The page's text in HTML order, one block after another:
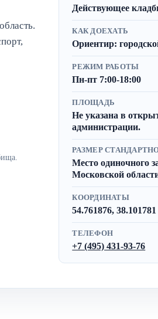
Действующее
КАК ДОЕХАТЬ
Ориентир:
РЕЖИМ РАБОТЫ
Пн-пт 7:00-18:00
ПЛОЩАДЬ
Не указана в
администрации.
РАЗМЕР
Место одиночного
Московской
КООРДИНАТЫ
54.761876, 38.101781
ТЕЛЕФОН
+7 (495) 431-93-76